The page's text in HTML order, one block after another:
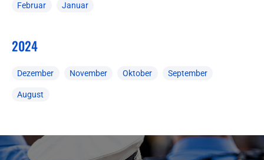
Februar Januar
2024
Dezember November Oktober September
August